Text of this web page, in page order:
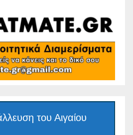
του Αιγαίου